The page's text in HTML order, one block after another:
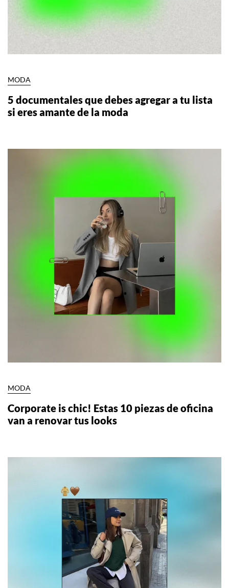
MODA
5 documentales que debes agregar a tu lista
si eres amante de la moda
MODA
Corporate is chic! Estas 10 piezas de oficina
van a renovar tus looks